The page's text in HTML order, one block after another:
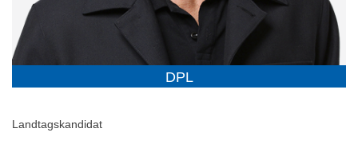
DPL
Landtagskandidat